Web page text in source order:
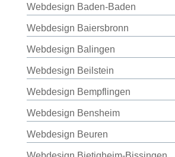
Webdesign Baden-Baden
Webdesign Baiersbronn
Webdesign Balingen
Webdesign Beilstein
Webdesign Bempflingen
Webdesign Bensheim
Webdesign Beuren